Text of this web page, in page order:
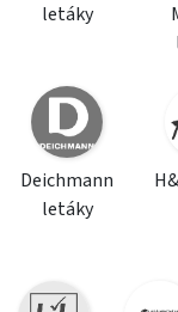
letáky
Deichmann
letáky